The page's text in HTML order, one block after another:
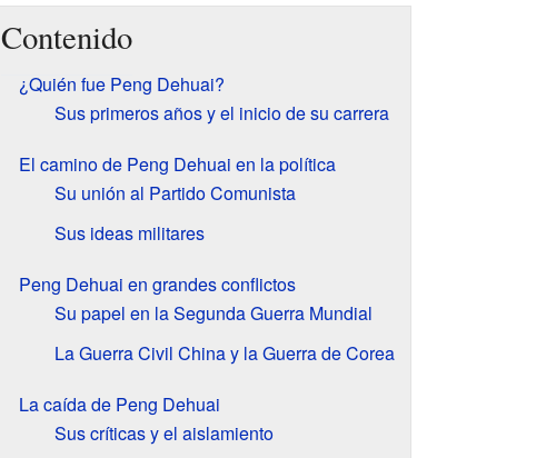
Contenido
¿Quién fue Peng Dehuai?
Sus primeros años y el inicio de su carrera
El camino de Peng Dehuai en la política
Su unión al Partido Comunista
Sus ideas militares
Peng Dehuai en grandes conflictos
Su papel en la Segunda Guerra Mundial
La Guerra Civil China y la Guerra de Corea
La caída de Peng Dehuai
Sus críticas y el aislamiento